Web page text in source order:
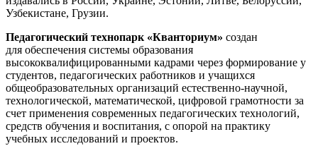
Узбекистане, Грузии.
Педагогический технопарк «Кванториум» создан
для обеспечения системы образования
высококвалифицированными кадрами через формирование у
студентов, педагогических работников и учащихся
общеобразовательных организаций естественно-научной,
технологической, математической, цифровой грамотности за
счет применения современных педагогических технологий,
средств обучения и воспитания, с опорой на практику
учебных исследований и проектов.